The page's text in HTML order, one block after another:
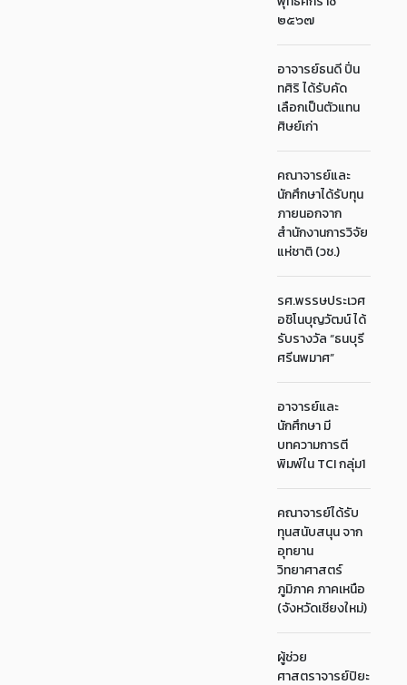
๒๕๖๗
อาจารย์ธนดี ปิ่น
ทศิริ ได้รับคัด
เลือกเป็นตัวแทน
ศิษย์เก่า
คณาจารย์และ
นักศึกษาได้รับทุน
ภายนอกจาก
สำนักงานการวิจัย
แห่ชาติ (วช.)
รศ.พรรษประเวศ
อชิโนบุญวัฒน์ ได้
รับรางวัล “ธนบุรี
ศรีนพมาศ”
อาจารย์และ
นักศึกษา มี
บทความการตี
พิมพ์ใน TCI กลุ่ม1
คณาจารย์ได้รับ
ทุนสนับสนุน จาก
อุทยาน
วิทยาศาสตร์
ภูมิภาค ภาคเหนือ
(จังหวัดเชียงใหม่)
ผู้ช่วย
ศาสตราจารย์ปิยะ